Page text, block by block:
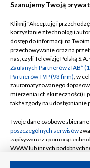
Abonament TVP
Emisja w TVP
Centrum informacji
Naziemna Telewizja
Rada Programowa
System NOS
Informacje o nadawcy
Szanujemy Twoją
Kliknij "Akceptuję i
korzystanie z technologii
dostęp do informacji na
przechowywanie oraz na
nas, czyli Telewizję Polską
Zaufanych Partnerów z IAB*
Partnerów TVP (93 firm), w
zautomatyzowanego
mierzenia ich skuteczności) i
także zgody na udostępnianie
Twoje dane osobowe
poszczególnych serwisów
zapisywane za pomocą
WWW lub innych podobnych